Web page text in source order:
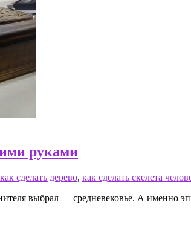
руками
как сделать дерево, как сделать скелета
выбрал — средневековье. А именно